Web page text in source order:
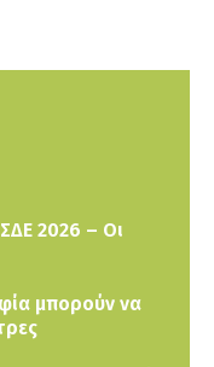
2026 – Οι
μπορούν να